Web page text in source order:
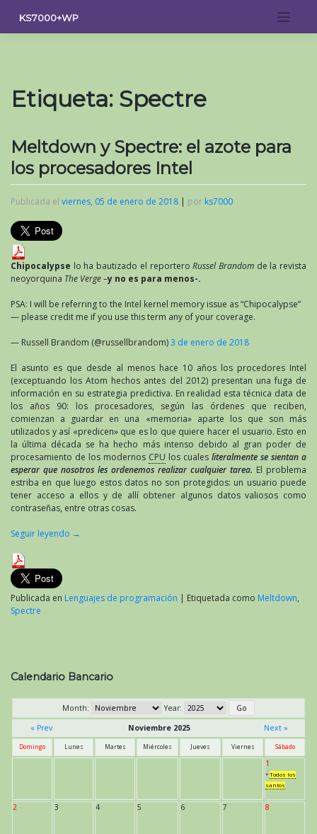
contenido
KS7000+WP
Etiqueta: Spectre
Meltdown y Spectre: el azote para
los procesadores Intel
Publicada el viernes, 05 de enero de 2018 | por ks7000
Chipocalypse lo ha bautizado el reporteroRussel Brandomde la revista
neoyorquina The Verge–y no es para menos-.
PSA: I will be referring to the Intel kernel memory issue as “Chipocalypse”
— please credit me if you use this term any of your coverage.
— Russell Brandom (@russellbrandom)3 de enero de 2018
El asunto es que desde al menos hace 10 años los procedores Intel
(exceptuando los Atom hechos antes del 2012) presentan una fuga de
información en su estrategia predictiva. En realidad esta técnica data de
los años 90: los procesadores, según las órdenes que reciben,
comienzan a guardar en una «memoria» aparte los que son más
utilizados y así «predicen» que es lo que quiere hacer el usuario. Esto en
la última década se ha hecho más intenso debido al gran poder de
procesamiento de los modernos CPU los cuales literalmente se sientan a
esperar que nosotros les ordenemos realizar cualquier tarea. El problema
estriba en que luego estos datos no son protegidos: un usuario puede
tener acceso a ellos y de allí obtener algunos datos valiosos como
contraseñas, entre otras cosas.
Seguir leyendo →
Publicada en Lenguajes de programación | Etiquetada como Meltdown,
Spectre
Calendario Bancario
Month:
Year:
« Prev
Noviembre 2025 Next »
Domingo Lunes Martes Miércoles Jueves Viernes Sábado
1
* Todos los
santos
2 3 4 5 6 7 8